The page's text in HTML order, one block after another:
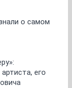
о самом
его